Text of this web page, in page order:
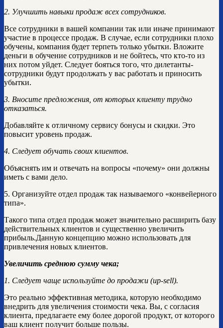
2. Улучшить навыки продаж всех сотрудников.
Все сотрудники в вашей компании так или иначе принимают
участие в процессе продаж. В случае, если сотрудники плохо
обучены, компания будет терпеть только убытки. Вложите
деньги в обучение сотрудников и не бойтесь, что кто-то из
них потом уйдет. Следует бояться того, что дилетанты-
сотрудники будут продолжать у вас работать и приносить
убытки.
3. Вносите предложения, от которых клиенту трудно
отказаться.
Добавляйте к отличному сервису бонусы и скидки. Это
повысит уровень продаж.
4. Следует обучать своих клиентов.
Объяснять им и отвечать на вопросы «почему» они должны
иметь с вами дело.
5. Организуйте отдел продаж так называемого «конвейерного
типа».
Такого типа отдел продаж может значительно расширить базу
действительных клиентов и существенно увеличить
прибыль.Данную концепцию можно использовать для
привлечения новых клиентов.
Увеличить среднюю сумму чека;
1. Следует чаще используйте до продажи (up-sell).
Это реально эффективная методика, которую необходимо
внедрить для увеличения стоимости чека. Вы, с согласия
клиента, предлагаете ему более дорогой продукт, от которого
ваш клиент получит больше пользы.